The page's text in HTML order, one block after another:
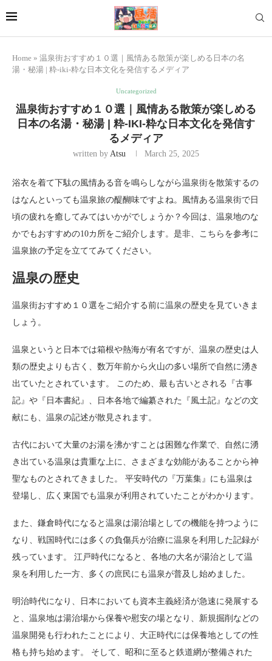
Home » 温泉街おすすめ１０選｜風情ある散策が楽しめる日本の名
湯・秘湯 | 粋-iki-粋な日本文化を発信するメディア
Uncategorized
温泉街おすすめ１０選｜風情ある散策が楽しめる
日本の名湯・秘湯 | 粋-IKI-粋な日本文化を発信す
るメディア
written by Atsu March 25, 2025
浴衣を着て下駄の風情ある音を鳴らしながら温泉街を散策するの
はなんといっても温泉旅の醍醐味ですよね。風情ある温泉街で日
頃の疲れを癒してみてはいかがでしょうか？今回は、温泉地のな
かでもおすすめの10カ所をご紹介します。是非、こちらを参考に
温泉旅の予定を立ててみてください。
温泉の歴史
温泉街おすすめ１０選をご紹介する前に温泉の歴史を見ていきま
しょう。
温泉というと日本では箱根や熱海が有名ですが、温泉の歴史は人
類の歴史よりも古く、数万年前から火山の多い場所で自然に湧き
出ていたとされています。 このため、最も古いとされる『古事
記』や『日本書紀』、日本各地で編纂された『風土記』などの文
献にも、温泉の記述が散見されます。
古代において大量のお湯を沸かすことは困難な作業で、自然に湧
き出ている温泉は貴重な上に、さまざまな効能があることから神
聖なものとされてきました。 平安時代の『万葉集』にも温泉は
登場し、広く東国でも温泉が利用されていたことがわかります。
また、鎌倉時代になると温泉は湯治場としての機能を持つように
なり、戦国時代には多くの負傷兵が治療に温泉を利用した記録が
残っています。 江戸時代になると、各地の大名が湯治として温
泉を利用した一方、多くの庶民にも温泉が普及し始めました。
明治時代になり、日本においても資本主義経済が急速に発展する
と、温泉地は湯治場から保養や慰安の場となり、新規掘削などの
温泉開発も行われたことにより、大正時代には保養地としての性
格も持ち始めます。 そして、昭和に至ると鉄道網が整備された